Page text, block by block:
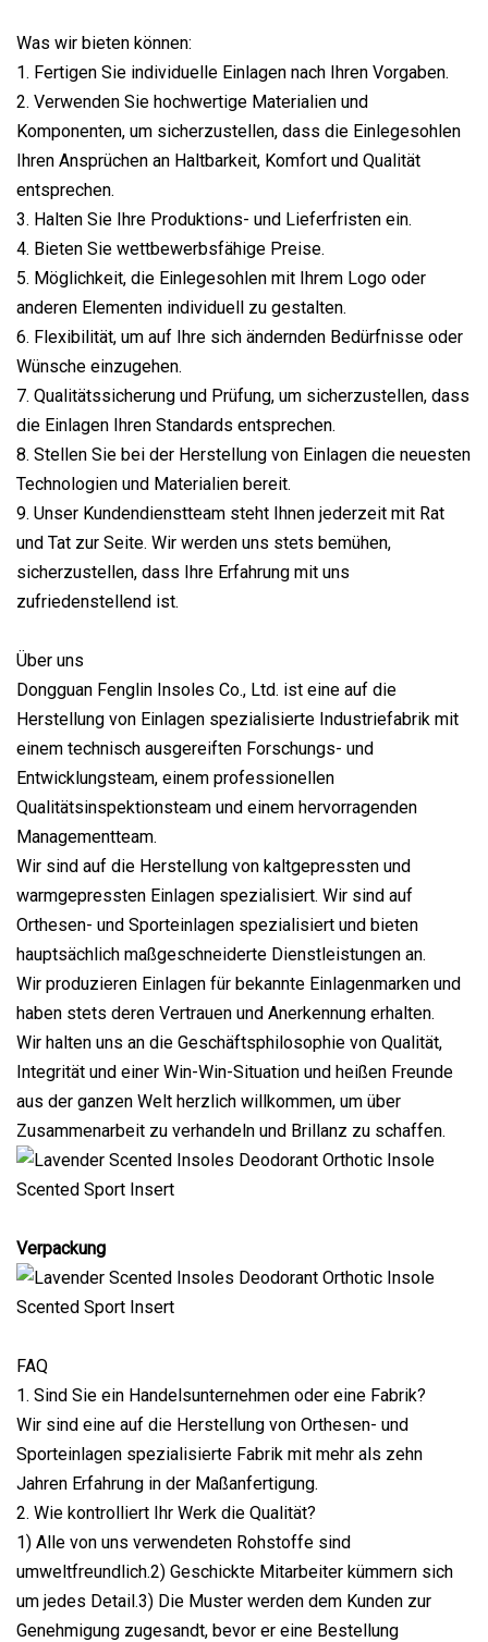
Was wir bieten können:
1. Fertigen Sie individuelle Einlagen nach Ihren Vorgaben.
2. Verwenden Sie hochwertige Materialien und
Komponenten, um sicherzustellen, dass die Einlegesohlen
Ihren Ansprüchen an Haltbarkeit, Komfort und Qualität
entsprechen.
3. Halten Sie Ihre Produktions- und Lieferfristen ein.
4. Bieten Sie wettbewerbsfähige Preise.
5. Möglichkeit, die Einlegesohlen mit Ihrem Logo oder
anderen Elementen individuell zu gestalten.
6. Flexibilität, um auf Ihre sich ändernden Bedürfnisse oder
Wünsche einzugehen.
7. Qualitätssicherung und Prüfung, um sicherzustellen, dass
die Einlagen Ihren Standards entsprechen.
8. Stellen Sie bei der Herstellung von Einlagen die neuesten
Technologien und Materialien bereit.
9. Unser Kundendienstteam steht Ihnen jederzeit mit Rat
und Tat zur Seite. Wir werden uns stets bemühen,
sicherzustellen, dass Ihre Erfahrung mit uns
zufriedenstellend ist.
Über uns
Dongguan Fenglin Insoles Co., Ltd. ist eine auf die
Herstellung von Einlagen spezialisierte Industriefabrik mit
einem technisch ausgereiften Forschungs- und
Entwicklungsteam, einem professionellen
Qualitätsinspektionsteam und einem hervorragenden
Managementteam.
Wir sind auf die Herstellung von kaltgepressten und
warmgepressten Einlagen spezialisiert. Wir sind auf
Orthesen- und Sporteinlagen spezialisiert und bieten
hauptsächlich maßgeschneiderte Dienstleistungen an.
Wir produzieren Einlagen für bekannte Einlagenmarken und
haben stets deren Vertrauen und Anerkennung erhalten.
Wir halten uns an die Geschäftsphilosophie von Qualität,
Integrität und einer Win-Win-Situation und heißen Freunde
aus der ganzen Welt herzlich willkommen, um über
Zusammenarbeit zu verhandeln und Brillanz zu schaffen.
Verpackung
FAQ
1. Sind Sie ein Handelsunternehmen oder eine Fabrik?
Wir sind eine auf die Herstellung von Orthesen- und
Sporteinlagen spezialisierte Fabrik mit mehr als zehn
Jahren Erfahrung in der Maßanfertigung.
2. Wie kontrolliert Ihr Werk die Qualität?
1) Alle von uns verwendeten Rohstoffe sind
umweltfreundlich.2) Geschickte Mitarbeiter kümmern sich
um jedes Detail.3) Die Muster werden dem Kunden zur
Genehmigung zugesandt, bevor er eine Bestellung